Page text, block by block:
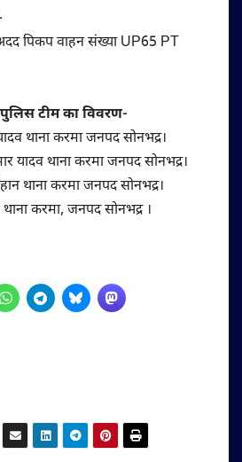
पिकप वाहन संख्या UP65 PT
टीम का विवरण-
थाना करमा जनपद सोनभद्र।
यादव थाना करमा जनपद सोनभद्र।
थाना करमा जनपद सोनभद्र।
करमा, जनपद सोनभद्र ।